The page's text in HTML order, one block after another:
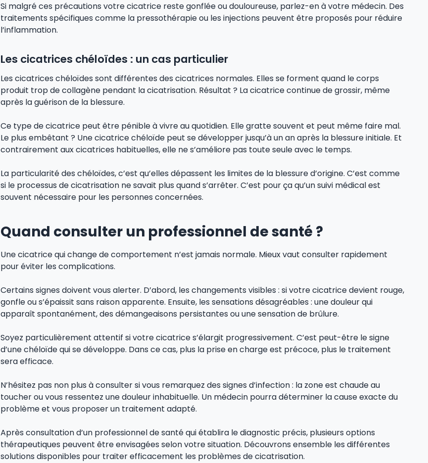
Si malgré ces précautions votre cicatrice reste gonflée ou douloureuse, parlez-en à votre médecin. Des
traitements spécifiques comme la pressothérapie ou les injections peuvent être proposés pour réduire
l’inflammation.
Les cicatrices chéloïdes : un cas particulier
Les cicatrices chéloïdes sont différentes des cicatrices normales. Elles se forment quand le corps
produit trop de collagène pendant la cicatrisation. Résultat ? La cicatrice continue de grossir, même
après la guérison de la blessure.
Ce type de cicatrice peut être pénible à vivre au quotidien. Elle gratte souvent et peut même faire mal.
Le plus embêtant ? Une cicatrice chéloïde peut se développer jusqu’à un an après la blessure initiale. Et
contrairement aux cicatrices habituelles, elle ne s’améliore pas toute seule avec le temps.
La particularité des chéloïdes, c’est qu’elles dépassent les limites de la blessure d’origine. C’est comme
si le processus de cicatrisation ne savait plus quand s’arrêter. C’est pour ça qu’un suivi médical est
souvent nécessaire pour les personnes concernées.
Quand consulter un professionnel de santé ?
Une cicatrice qui change de comportement n’est jamais normale. Mieux vaut consulter rapidement
pour éviter les complications.
Certains signes doivent vous alerter. D’abord, les changements visibles : si votre cicatrice devient rouge,
gonfle ou s’épaissit sans raison apparente. Ensuite, les sensations désagréables : une douleur qui
apparaît spontanément, des démangeaisons persistantes ou une sensation de brûlure.
Soyez particulièrement attentif si votre cicatrice s’élargit progressivement. C’est peut-être le signe
d’une chéloïde qui se développe. Dans ce cas, plus la prise en charge est précoce, plus le traitement
sera efficace.
N’hésitez pas non plus à consulter si vous remarquez des signes d’infection : la zone est chaude au
toucher ou vous ressentez une douleur inhabituelle. Un médecin pourra déterminer la cause exacte du
problème et vous proposer un traitement adapté.
Après consultation d’un professionnel de santé qui établira le diagnostic précis, plusieurs options
thérapeutiques peuvent être envisagées selon votre situation. Découvrons ensemble les différentes
solutions disponibles pour traiter efficacement les problèmes de cicatrisation.